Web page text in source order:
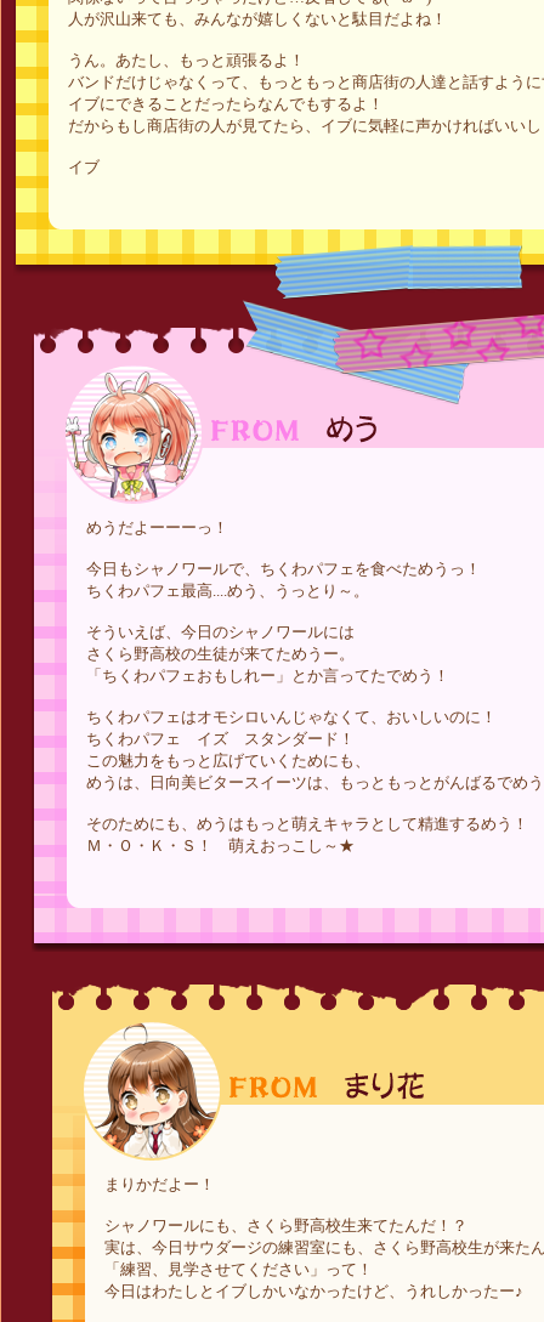
人が沢山来ても、みんなが嬉しくないと駄目だよね！
うん。あたし、もっと頑張るよ！
バンドだけじゃなくって、もっともっと商店街の人達と話すよう
イブにできることだったらなんでもするよ！
だからもし商店街の人が見てたら、イブに気軽に声かければいい
イブ
めうだよーーーっ！
今日もシャノワールで、ちくわパフェを食べためうっ！
ちくわパフェ最高....めう、うっとり～。
そういえば、今日のシャノワールには
さくら野高校の生徒が来てためうー。
「ちくわパフェおもしれー」とか言ってたでめう！
ちくわパフェはオモシロいんじゃなくて、おいしいのに！
ちくわパフェ イズ スタンダード！
この魅力をもっと広げていくためにも、
めうは、日向美ビタースイーツは、もっともっとがんばるでめ
そのためにも、めうはもっと萌えキャラとして精進するめう！
Ｍ・Ｏ・Ｋ・Ｓ！ 萌えおっこし～★
まりかだよー！
シャノワールにも、さくら野高校生来てたんだ！？
実は、今日サウダージの練習室にも、さくら野高校生が来た
「練習、見学させてください」って！
今日はわたしとイブしかいなかったけど、うれしかったー♪